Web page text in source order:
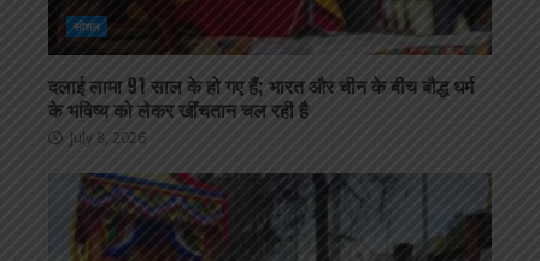
सोशल
दलाई लामा 91 साल के हो गए हैं; भारत और चीन के बीच बौद्ध धर्म
के भविष्य को लेकर खींचतान चल रही है
July 8, 2026